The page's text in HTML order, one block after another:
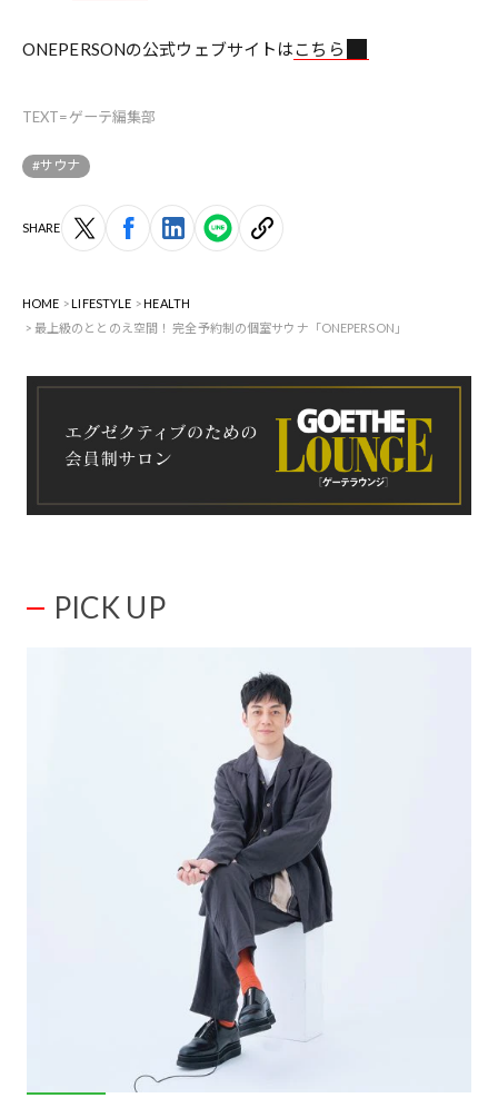
ONEPERSONの公式ウェブサイトはこちら
TEXT=ゲーテ編集部
#サウナ
SHARE
HOME LIFESTYLE
HEALTH
最上級のととのえ空間！ 完全予約制の個室サウナ「ONEPERSON」
PICK UP